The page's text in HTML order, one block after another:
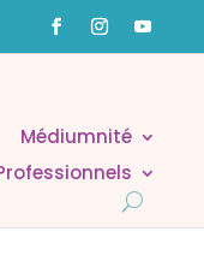
Médiumnité